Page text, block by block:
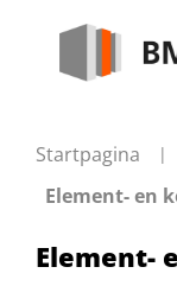
Startpagina
Element- en
Element-